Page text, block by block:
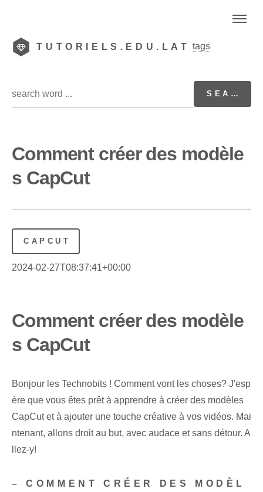
TUTORIELS.EDU.LAT tags
Comment créer des modèle
s CapCut
CAPCUT
2024-02-27T08:37:41+00:00
Comment créer des modèle
s CapCut
Bonjour les Technobits ! Comment vont les choses? J'esp
ère que vous êtes prêt à apprendre à créer des modèles
CapCut et à ajouter une touche créative à vos vidéos. Mai
ntenant, allons droit au but, avec audace et sans détour. A
llez-y!
– COMMENT CRÉER DES MODÈL